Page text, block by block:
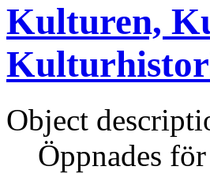
Kulturen,
Object
Öppnades